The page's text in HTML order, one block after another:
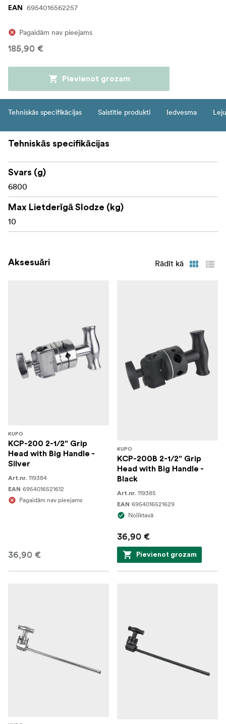
EAN 6954016562257
Pagaidām nav pieejams
185,90 €
Pievienot grozam
Tehniskās specifikācijas Saistītie produkti Iedvesma
Tehniskās specifikācijas
Svars (g)
6800
Max Lietderīgā Slodze (kg)
10
Aksesuāri Rādīt kā
KUPO
KCP-200 2-1/2" Grip
Head with Big Handle -
Silver
Art.nr. 119384
EAN 6954016521612
Pagaidām nav pieejams
36,90 €
KUPO
KCP-200B 2-1/2" Grip
Head with Big Handle -
Black
Art.nr. 119385
EAN 6954016521629
Noliktavā
36,90 €
Pievienot grozam